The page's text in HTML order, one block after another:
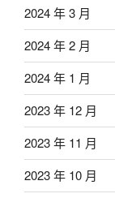
2024 年 3 月
2024 年 2 月
2024 年 1 月
2023 年 12 月
2023 年 11 月
2023 年 10 月